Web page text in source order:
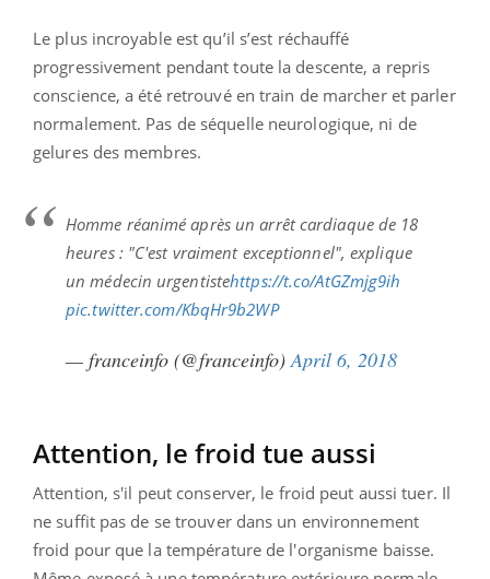
Le plus incroyable est qu’il s’est réchauffé
progressivement pendant toute la descente, a repris
conscience, a été retrouvé en train de marcher et parler
normalement. Pas de séquelle neurologique, ni de
gelures des membres.
Homme réanimé après un arrêt cardiaque de 18
heures : "C'est vraiment exceptionnel", explique
un médecin urgentistehttps://t.co/AtGZmjg9ih
pic.twitter.com/KbqHr9b2WP
— franceinfo (@franceinfo) April 6, 2018
Attention, le froid tue aussi
Attention, s'il peut conserver, le froid peut aussi tuer. Il
ne suffit pas de se trouver dans un environnement
froid pour que la température de l'organisme baisse.